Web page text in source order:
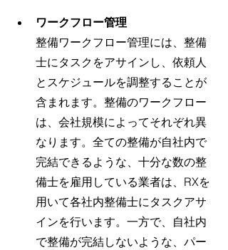
ワークフロー管理
整備ワークフロー管理には、整備
士にタスクをアサインし、依頼人
とスケジュールを調整することが
含まれます。整備のワークフロー
は、会社規模によってそれぞれ異
なります。全ての整備が自社内で
完結できるような、十分な数の整
備士を雇用している業者は、RXを
用いて各社内整備士にタスクアサ
インを行います。一方で、自社内
で整備が完結しないような、パー